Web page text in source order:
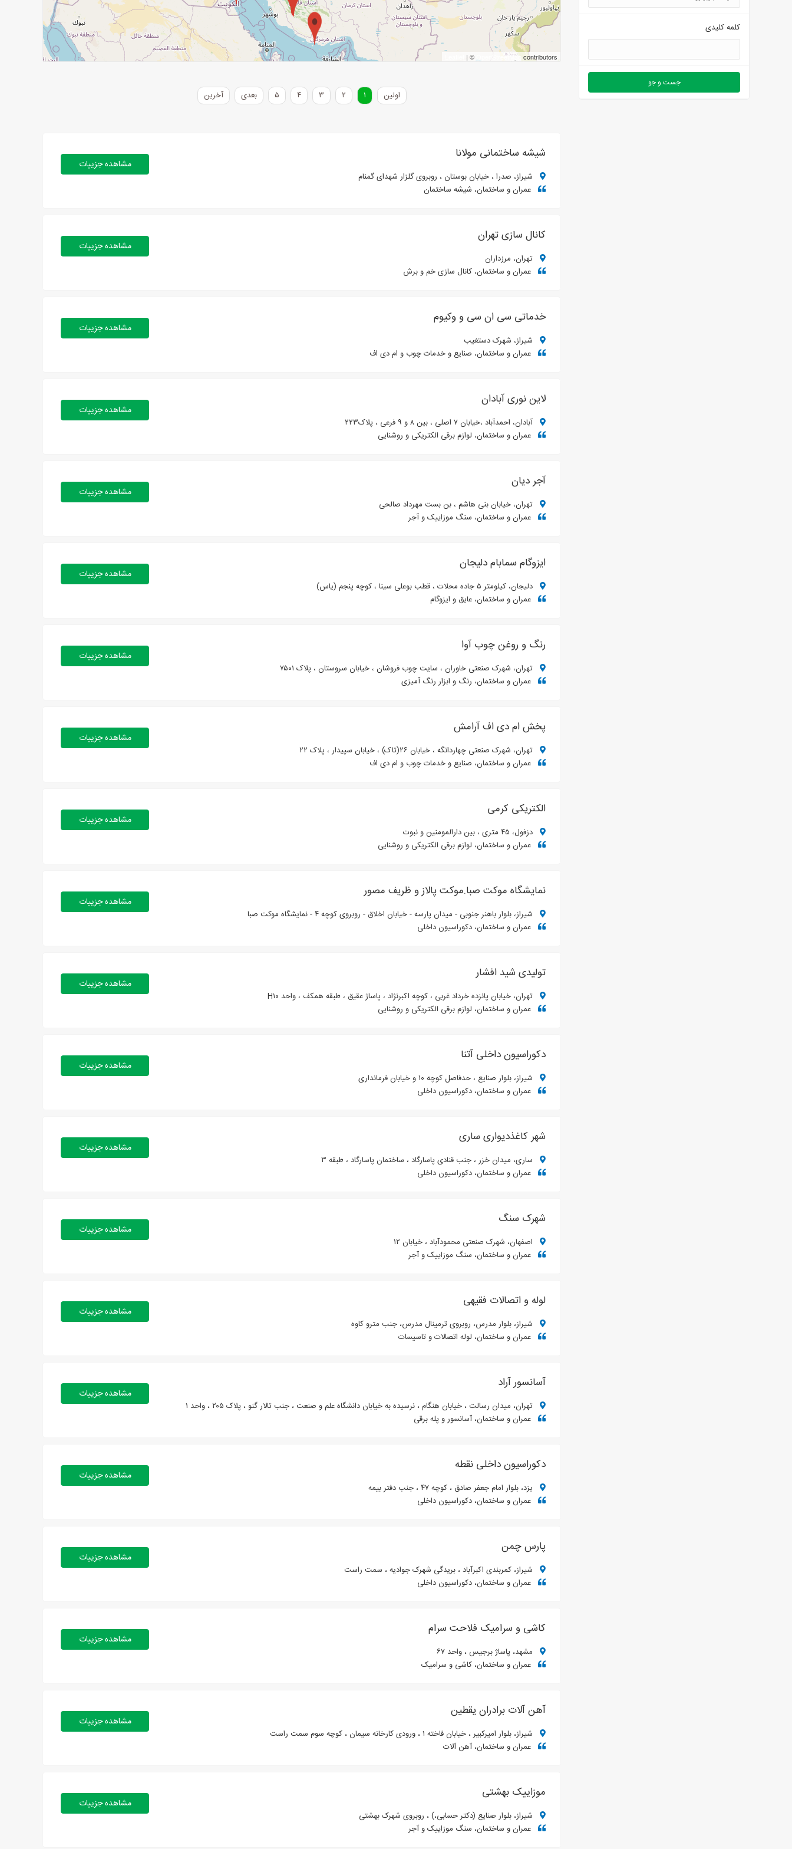
| © OpenStreetMap contributors
اولین ۱ ۲ ۳ ۴ ۵ بعدی آخرین
شیشه ساختمانی مولانا
شیراز، صدرا ، خیابان بوستان ، روبروی گلزار شهدای گمنام
عمران و ساختمان، شیشه ساختمان
مشاهده جزییات
کانال سازی تهران
تهران، مرزداران
عمران و ساختمان، کانال سازی خم و برش
مشاهده جزییات
خدماتی سی ان سی و وکیوم
شیراز، شهرک دستغیب
عمران و ساختمان، صنایع و خدمات چوب و ام دی اف
مشاهده جزییات
لاین نوری آبادان
آبادان، احمدآباد ،خیابان ۷ اصلی ، بین ۸ و ۹ فرعی ، پلاک۲۲۳
عمران و ساختمان، لوازم برقی الکتریکی و روشنایی
مشاهده جزییات
آجر دیان
تهران، خیابان بنی هاشم ، بن بست مهرداد صالحی
عمران و ساختمان، سنگ موزاییک و آجر
مشاهده جزییات
ایزوگام سمابام دلیجان
دلیجان، کیلومتر ۵ جاده محلات ، قطب بوعلی سینا ، کوچه پنجم (یاس)
عمران و ساختمان، عایق و ایزوگام
مشاهده جزییات
رنگ و روغن چوب آوا
تهران، شهرک صنعتی خاوران ، سایت چوب فروشان ، خیابان سروستان ، پلاک ۷۵۰۱
عمران و ساختمان، رنگ و ابزار رنگ آمیزی
مشاهده جزییات
پخش ام دی اف آرامش
تهران، شهرک صنعتی چهاردانگه ، خیابان ۲۶(تاک) ، خیابان سپیدار ، پلاک ۲۲
عمران و ساختمان، صنایع و خدمات چوب و ام دی اف
مشاهده جزییات
الکتریکی کرمی
دزفول، ۴۵ متری ، بین دارالمومنین و نبوت
عمران و ساختمان، لوازم برقی الکتریکی و روشنایی
مشاهده جزییات
نمایشگاه موکت صبا.موکت پالاز و ظریف مصور
شیراز، بلوار باهنر جنوبی - میدان پارسه - خیابان اخلاق - روبروی کوچه ۴ - نمایشگاه موکت صبا
عمران و ساختمان، دکوراسیون داخلی
مشاهده جزییات
تولیدی شید افشار
تهران، خیابان پانزده خرداد غربی ، کوچه اکبرنژاد ، پاساژ عقیق ، طبقه همکف ، واحد H۱۰
عمران و ساختمان، لوازم برقی الکتریکی و روشنایی
مشاهده جزییات
دکوراسیون داخلی آتنا
شیراز، بلوار صنایع ، حدفاصل کوچه ۱۰ و خیابان فرمانداری
عمران و ساختمان، دکوراسیون داخلی
مشاهده جزییات
شهر کاغذدیواری ساری
ساری، میدان خزر ، جنب قنادی پاسارگاد ، ساختمان پاسارگاد ، طبقه ۳
عمران و ساختمان، دکوراسیون داخلی
مشاهده جزییات
شهرک سنگ
اصفهان، شهرک صنعتی محمودآباد ، خیابان ۱۲
عمران و ساختمان، سنگ موزاییک و آجر
مشاهده جزییات
لوله و اتصالات فقیهی
شیراز، بلوار مدرس، روبروی ترمینال مدرس، جنب مترو کاوه
عمران و ساختمان، لوله اتصالات و تاسیسات
مشاهده جزییات
آسانسور آراد
تهران، میدان رسالت ، خیابان هنگام ، نرسیده به خیابان دانشگاه علم و صنعت ، جنب تالار گنو ، پلاک ۲۰۵ ، واحد ۱
عمران و ساختمان، آسانسور و پله برقی
مشاهده جزییات
دکوراسیون داخلی نقطه
یزد، بلوار امام جعفر صادق ، کوچه ۴۷ ، جنب دفتر بیمه
عمران و ساختمان، دکوراسیون داخلی
مشاهده جزییات
پارس چمن
شیراز، کمربندی اکبرآباد ، بریدگی شهرک‌ جوادیه ، سمت راست
عمران و ساختمان، دکوراسیون داخلی
مشاهده جزییات
کاشی و سرامیک فلاحت سرام
مشهد، پاساژ برجیس ، واحد ۶۷
عمران و ساختمان، کاشی و سرامیک
مشاهده جزییات
آهن آلات برادران یقطین
شیراز، بلوار امیرکبیر ، خیابان فاخته ۱ ، ورودی کارخانه سیمان ، کوچه سوم سمت راست
عمران و ساختمان، آهن آلات
مشاهده جزییات
موزاییک بهشتی
شیراز، بلوار صنایع (دکتر حسابی،) ، روبروی شهرک بهشتی
عمران و ساختمان، سنگ موزاییک و آجر
مشاهده جزییات
کلمه کلیدی